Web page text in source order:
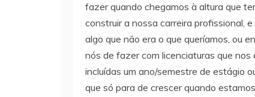
fazer quando chegamos à altura que
construir a nossa carreira profissional,
algo que não era o que queríamos, ou
nós de fazer com licenciaturas que
incluídas um ano/semestre de estágio
que só para de crescer quando